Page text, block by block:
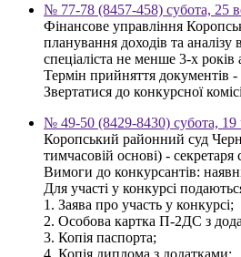
№ 77-78 (8457-458) субота, 25
Фінансове управління
планування доходів та
спеціаліста не менше 3-х
Термін прийняття документів
Звертатися до конкурсної
№ 49-50 (8429-8430) субота, 19
Коропський районний суд
тимчасовій основі) -
Вимоги до конкурсантів:
Для участі у конкурсі
1. Заява про участь у конкурсі;
2. Особова картка П-2ДС з
3. Копія паспорта;
4. Копія диплома з додатками;